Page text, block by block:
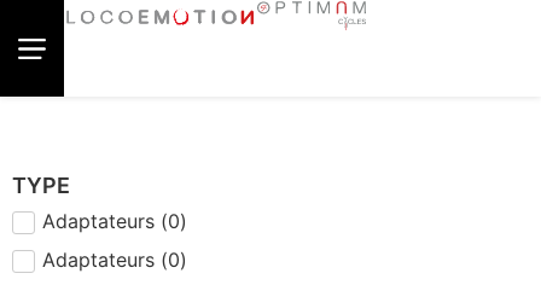
TYPE
Adaptateurs (0)
Adaptateurs (0)